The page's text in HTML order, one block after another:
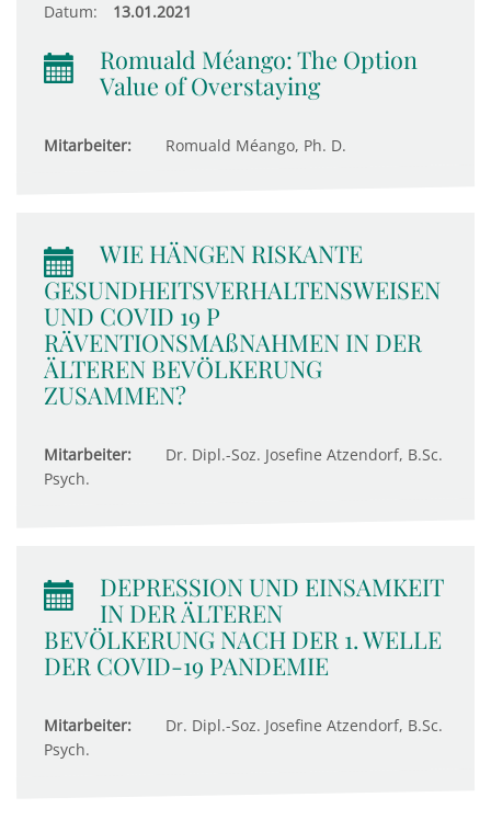
Datum: 13.01.2021
Romuald Méango: The Option
Value of Overstaying
Mitarbeiter: Romuald Méango, Ph. D.
WIE HÄNGEN RISKANTE
GESUNDHEITSVERHALTENSWEISEN
UND COVID 19 P
RÄVENTIONSMAßNAHMEN IN DER
ÄLTEREN BEVÖLKERUNG
ZUSAMMEN?
Mitarbeiter:
Dr. Dipl.-Soz. Josefine Atzendorf, B.Sc.
Psych.
DEPRESSION UND EINSAMKEIT
IN DER ÄLTEREN
BEVÖLKERUNG NACH DER 1. WELLE
DER COVID-19 PANDEMIE
Mitarbeiter:
Dr. Dipl.-Soz. Josefine Atzendorf, B.Sc.
Psych.